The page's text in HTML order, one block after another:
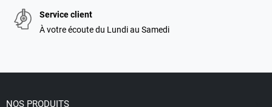
Service client
À votre écoute du Lundi au Samedi
NOS PRODUITS